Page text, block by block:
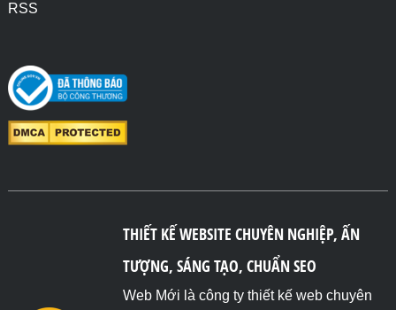
RSS
THIẾT KẾ WEBSITE CHUYÊN NGHIỆP, ẤN
TƯỢNG, SÁNG TẠO, CHUẨN SEO
Web Mới là công ty thiết kế web chuyên